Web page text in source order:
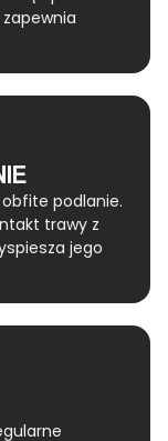
obfite podlanie.
trawy z
jego